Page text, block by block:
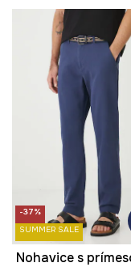
-37%
SUMMER SALE